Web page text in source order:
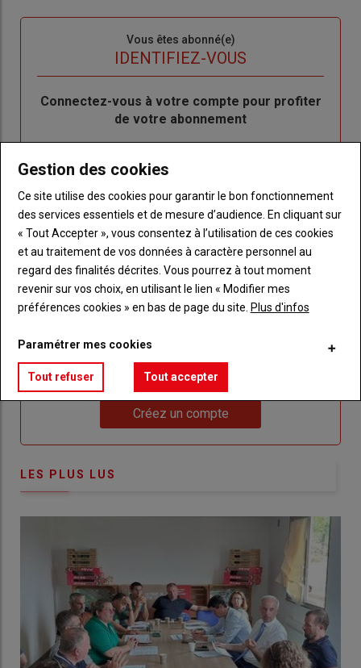
Vous êtes abonné(e)
IDENTIFIEZ-VOUS
Body
Connectez-vous à votre compte pour profiter
de votre abonnement
"Créer
Lien
Réinitialiser votre mot de passe
Lien
"Je
me
connecte"
Je me connecte
Sous-
titre
Vous n'êtes pas abonné(e)
TITRE CRÉEZ UN COMPTE
compte pour accéder à tout Réussir Agri72
Créez un compte
LES PLUS LUS
Gestion des cookies
Ce site utilise des cookies pour garantir le bon fonctionnement
des services essentiels et de mesure d’audience. En cliquant sur
« Tout Accepter », vous consentez à l’utilisation de ces cookies
et au traitement de vos données à caractère personnel au
regard des finalités décrites. Vous pourrez à tout moment
revenir sur vos choix, en utilisant le lien « Modifier mes
préférences cookies » en bas de page du site. Plus d'infos
Paramétrer mes cookies
Tout refuser Tout accepter